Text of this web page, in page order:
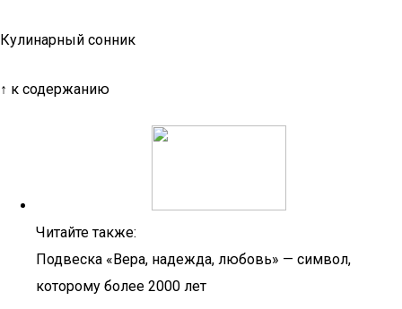
Кулинарный сонник
↑ к содержанию
Читайте также:
Подвеска «Вера, надежда, любовь» — символ,
которому более 2000 лет